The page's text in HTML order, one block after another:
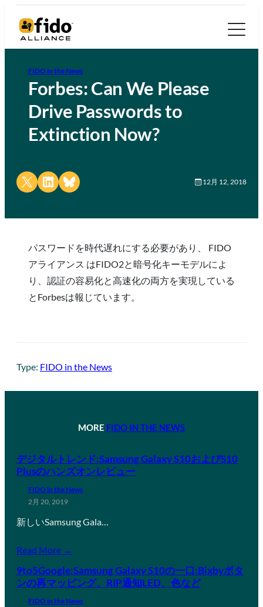
FIDO in the News
Forbes: Can We Please
Drive Passwords to
Extinction Now?
Share on X Share on LinkedIn
Share on Bluesky 12月 12, 2018
パスワードを時代遅れにする必要があり、 FIDO
アライアンス はFIDO2と暗号化キーモデルによ
り、認証の容易化と高速化の両方を実現している
とForbesは報じています。
Type: FIDO in the News
MORE FIDO IN THE NEWS
デジタルトレンド:Samsung Galaxy S10およびS10
Plusのハンズオンレビュー
FIDO in the News
2月 20, 2019
新しいSamsung Gala…
Read More →
9to5Google:Samsung Galaxy S10の一口:Bixbyボタ
ンの再マッピング、RIP通知LED、色など
FIDO in the News